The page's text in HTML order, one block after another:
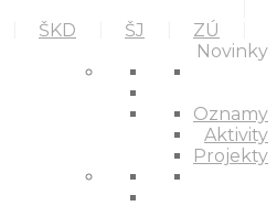
ŠKD ŠJ
ZÚ
Novinky
Oznamy
Aktivity
Projekty